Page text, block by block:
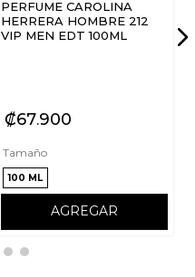
PERFUME CAROLINA
HERRERA HOMBRE 212
VIP MEN EDT 100ML
₡67900
Tamaño
100 ML
AGREGAR